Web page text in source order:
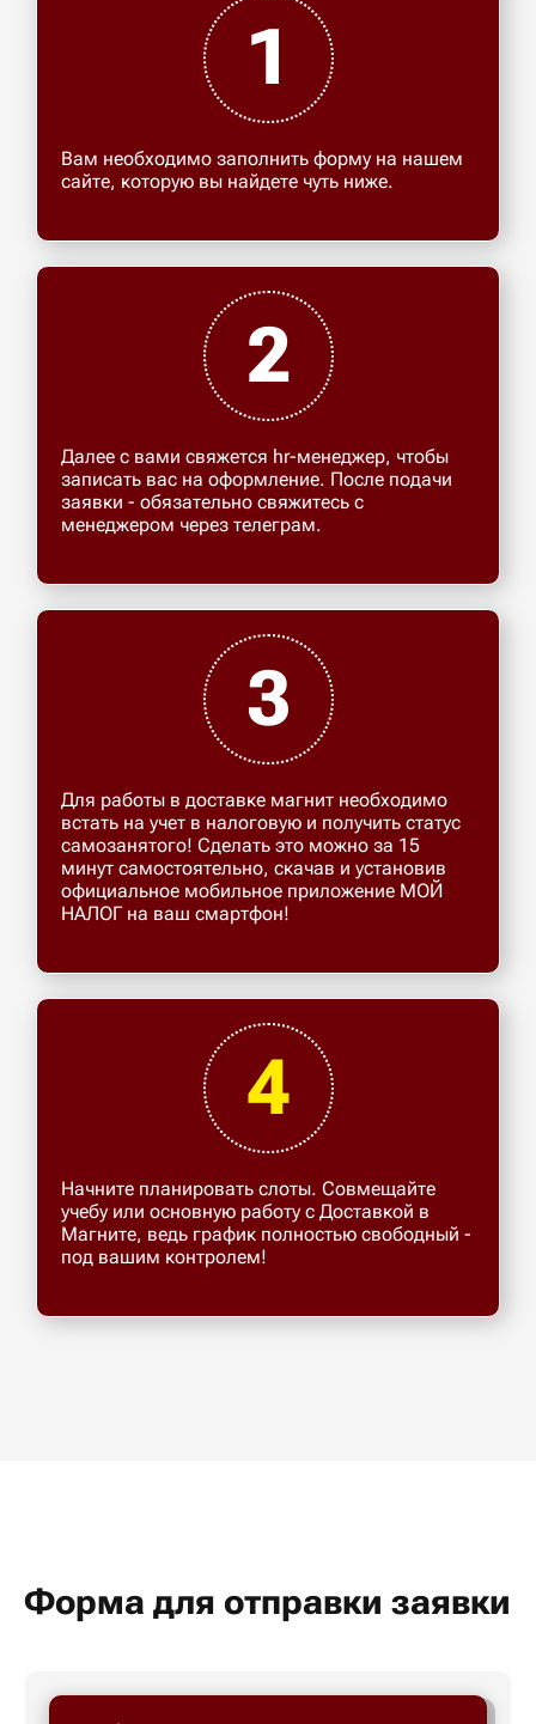
1
Вам необходимо заполнить форму на нашем
сайте, которую вы найдете чуть ниже.
2
Далее с вами свяжется hr-менеджер, чтобы
записать вас на оформление. После подачи
заявки - обязательно свяжитесь с
менеджером через телеграм.
3
Для работы в доставке магнит необходимо
встать на учет в налоговую и получить статус
самозанятого! Сделать это можно за 15
минут самостоятельно, скачав и установив
официальное мобильное приложение МОЙ
НАЛОГ на ваш смартфон!
4
Начните планировать слоты. Совмещайте
учебу или основную работу с Доставкой в
Магните, ведь график полностью свободный -
под вашим контролем!
Форма для отправки заявки